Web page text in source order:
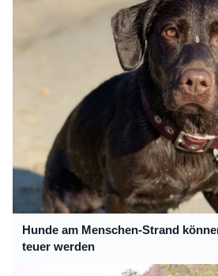
Hunde am Menschen-Strand
teuer werden